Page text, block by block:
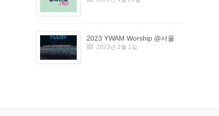
2023 YWAM Worship @서울
2023년 2월 1일